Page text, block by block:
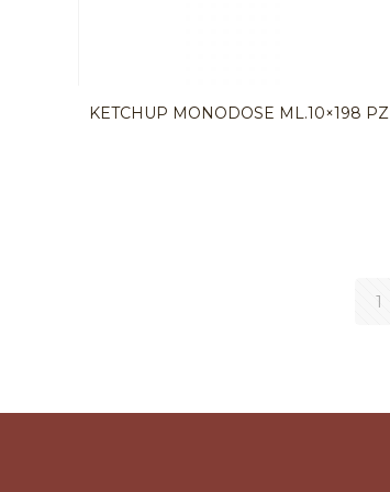
KETCHUP MONODOSE ML.10×198 PZ
1